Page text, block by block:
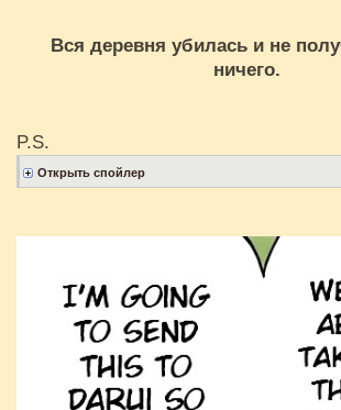
Вся деревня убилась и не
ничего.
P.S.